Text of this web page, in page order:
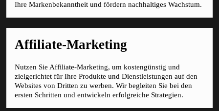
Ihre Markenbekanntheit und fördern nachhaltiges Wachstum.
Affiliate-Marketing
Nutzen Sie Affiliate-Marketing, um kostengünstig und
zielgerichtet für Ihre Produkte und Dienstleistungen auf den
Websites von Dritten zu werben. Wir begleiten Sie bei den
ersten Schritten und entwickeln erfolgreiche Strategien.